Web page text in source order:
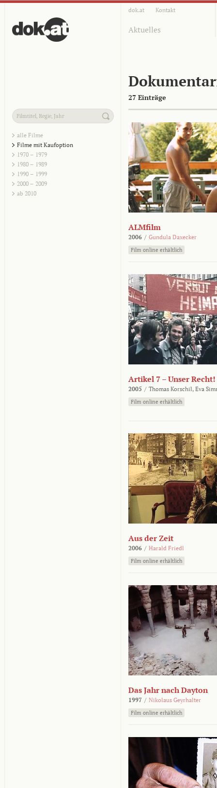
dok.at Kontakt
Aktuelles
27 Einträge
alle Filme
Filme mit Kaufoption
1970 – 1979
1980 – 1989
1990 – 1999
2000 – 2009
ab 2010
ALMfilm
2006 / Gundula Daxecker
Film online erhältlich
Artikel 7 – Unser Recht!
2005 / Thomas Korschil, Eva
Film online erhältlich
Aus der Zeit
2006 / Harald Friedl
Film online erhältlich
Das Jahr nach Dayton
1997 / Nikolaus Geyrhalter
Film online erhältlich